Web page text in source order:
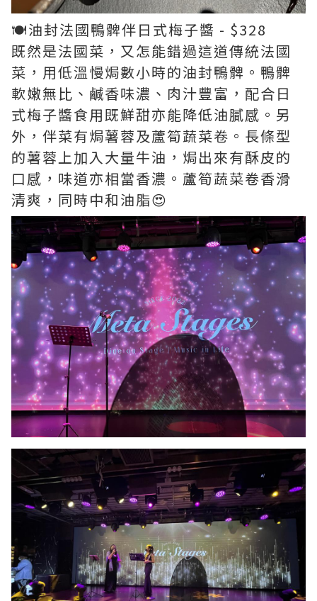
🍽️油封法國鴨髀伴日式梅子醬 - $328
既然是法國菜，又怎能錯過這道傳統法國
菜，用低溫慢焗數小時的油封鴨髀。鴨髀
軟嫩無比、鹹香味濃、肉汁豐富，配合日
式梅子醬食用既鮮甜亦能降低油膩感。另
外，伴菜有焗薯蓉及蘆筍蔬菜卷。長條型
的薯蓉上加入大量牛油，焗出來有酥皮的
口感，味道亦相當香濃。蘆筍蔬菜卷香滑
清爽，同時中和油脂😍